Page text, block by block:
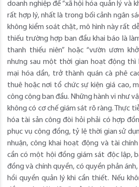
doanh nghiệp để “xã hội hóa quản lý và
rất hợp lý, nhất là trong bối cảnh ngân
không kiểm soát chặt, mô hình này rất
thiếu trường hợp ban đầu khai báo là
thanh thiếu niên” hoặc “vườn ươm
nhưng sau một thời gian hoạt động thì
mại hóa dần, trở thành quán cà phê
thuê hoặc nơi tổ chức sự kiện giá cao,
công cộng ban đầu. Những hành vi như
không có cơ chế giám sát rõ ràng. Thực
hóa tài sản công đòi hỏi phải có hợp
phục vụ cộng đồng, tỷ lệ thời gian sử
nhuận, công khai hoạt động và tài
cần có một hội đồng giám sát độc lập,
đồng và chính quyền, có quyền phản
hồi quyền quản lý khi cần thiết. Nếu